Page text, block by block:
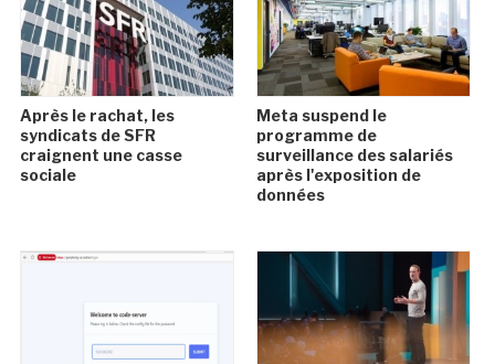
Après le rachat, les
syndicats de SFR
craignent une casse
sociale
Meta suspend le
programme de
surveillance des salariés
après l'exposition de
données